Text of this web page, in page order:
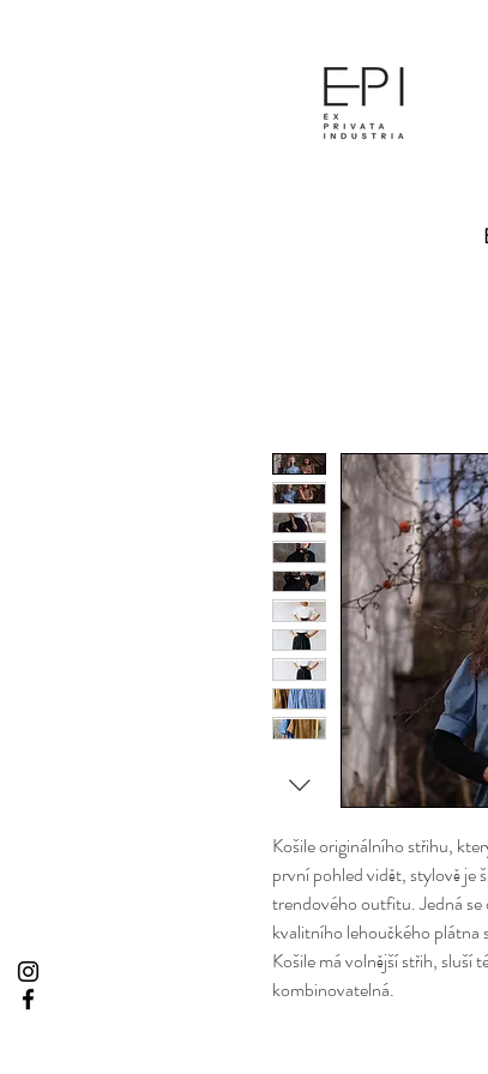
Košile originálního střihu,
první pohled vidět, stylově je
trendového outfitu. Jedná se
kvalitního lehoučkého plátna
Košile má volnější střih, sluší
kombinovatelná.